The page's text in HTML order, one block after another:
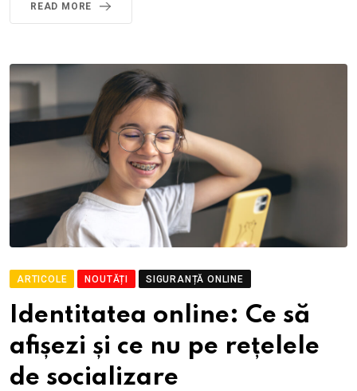
READ MORE
ARTICOLE NOUTĂȚI SIGURANȚĂ ONLINE
Identitatea online: Ce să
afișezi și ce nu pe rețelele
de socializare